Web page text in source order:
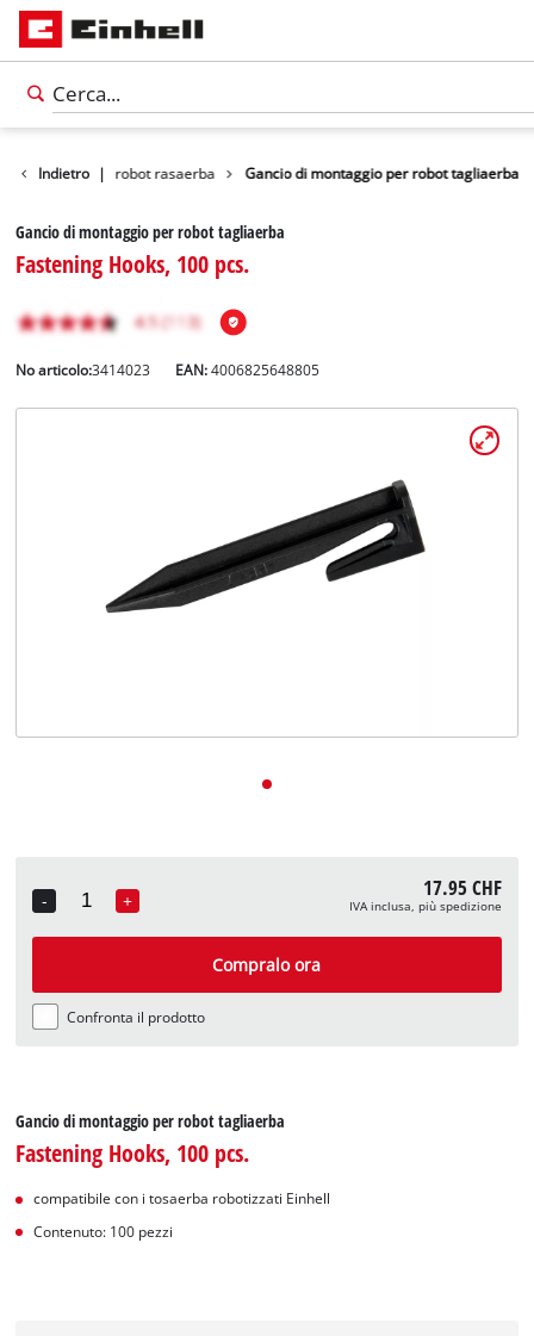
Indietro |
Accessori per robot rasaerba Gancio di montaggio per robot tagliaerba
Gancio di montaggio per robot tagliaerba
Fastening Hooks, 100 pcs.
No articolo:3414023 EAN:4006825648805
-
Quantity
+ 17.95 CHF
IVA inclusa, più spedizione
Compralo ora
Confronta il prodotto
Gancio di montaggio per robot tagliaerba
Fastening Hooks, 100 pcs.
compatibile con i tosaerba robotizzati Einhell
Contenuto: 100 pezzi